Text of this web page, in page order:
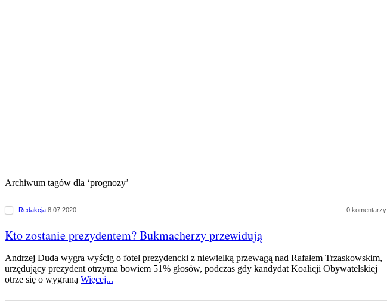
Archiwum tagów dla ‘prognozy’
Redakcja 8.07.2020 0 komentarzy
Kto zostanie prezydentem? Bukmacherzy przewidują
Andrzej Duda wygra wyścig o fotel prezydencki z niewielką przewagą nad Rafałem Trzaskowskim,
urzędujący prezydent otrzyma bowiem 51% głosów, podczas gdy kandydat Koalicji Obywatelskiej
otrze się o wygraną Więcej...